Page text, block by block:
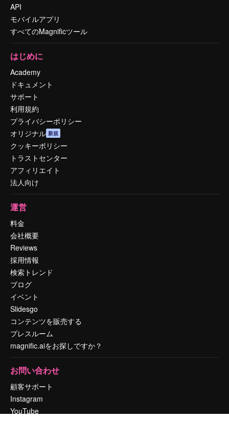
API
モバイルアプリ
すべてのMagnificツール
はじめに
Academy
ドキュメント
サポート
利用規約
プライバシーポリシー
オリジナル 新規
クッキーポリシー
トラストセンター
アフィリエイト
法人向け
運営
料金
会社概要
Reviews
採用情報
検索トレンド
ブログ
イベント
Slidesgo
コンテンツを販売する
プレスルーム
magnific.aiをお探しですか？
お問い合わせ
顧客サポート
Instagram
YouTube